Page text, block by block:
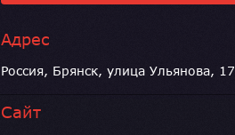
Адрес
Россия, Брянск, улица Ульянова, 17
Сайт